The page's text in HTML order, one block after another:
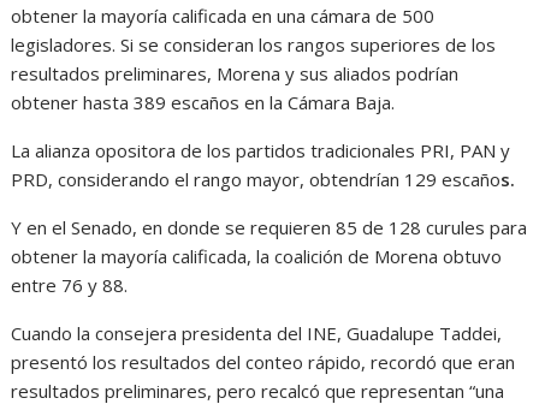
obtener la mayoría calificada en una cámara de 500
legisladores. Si se consideran los rangos superiores de los
resultados preliminares, Morena y sus aliados podrían
obtener hasta 389 escaños en la Cámara Baja.
La alianza opositora de los partidos tradicionales PRI, PAN y
PRD, considerando el rango mayor, obtendrían 129 escaños.
Y en el Senado, en donde se requieren 85 de 128 curules para
obtener la mayoría calificada, la coalición de Morena obtuvo
entre 76 y 88.
Cuando la consejera presidenta del INE, Guadalupe Taddei,
presentó los resultados del conteo rápido, recordó que eran
resultados preliminares, pero recalcó que representan “una